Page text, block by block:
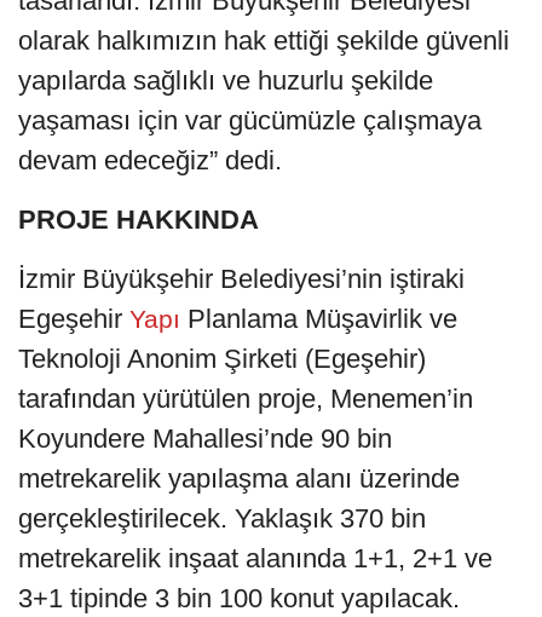
olarak halkımızın hak ettiği şekilde güvenli
yapılarda sağlıklı ve huzurlu şekilde
yaşaması için var gücümüzle çalışmaya
devam edeceğiz” dedi.
PROJE HAKKINDA
İzmir Büyükşehir Belediyesi’nin iştiraki
Egeşehir Yapı Planlama Müşavirlik ve
Teknoloji Anonim Şirketi (Egeşehir)
tarafından yürütülen proje, Menemen’in
Koyundere Mahallesi’nde 90 bin
metrekarelik yapılaşma alanı üzerinde
gerçekleştirilecek. Yaklaşık 370 bin
metrekarelik inşaat alanında 1+1, 2+1 ve
3+1 tipinde 3 bin 100 konut yapılacak.